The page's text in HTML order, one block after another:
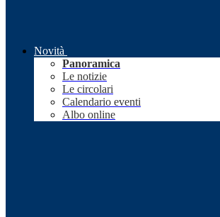
Novità
Panoramica
Le notizie
Le circolari
Calendario eventi
Albo online